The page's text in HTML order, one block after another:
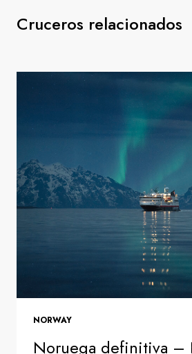
Cruceros relacionados